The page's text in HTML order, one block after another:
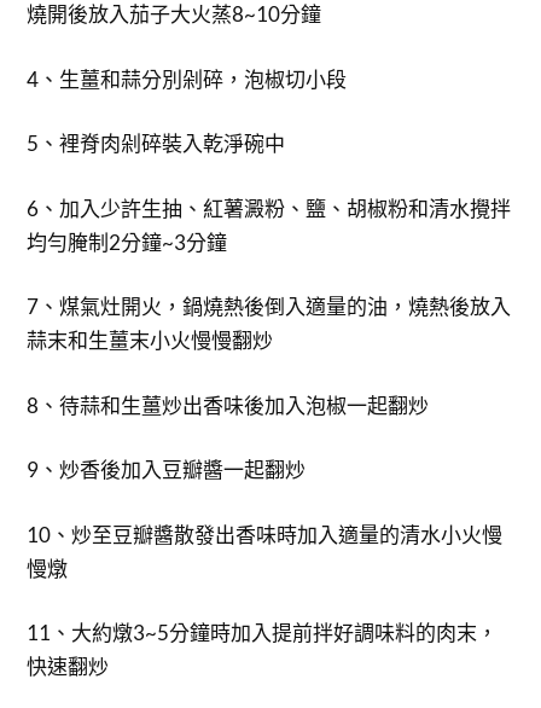
燒開後放入茄子大火蒸8~10分鐘
4、生薑和蒜分別剁碎，泡椒切小段
5、裡脊肉剁碎裝入乾淨碗中
6、加入少許生抽、紅薯澱粉、鹽、胡椒粉和清水攪拌
均勻腌制2分鐘~3分鐘
7、煤氣灶開火，鍋燒熱後倒入適量的油，燒熱後放入
蒜末和生薑末小火慢慢翻炒
8、待蒜和生薑炒出香味後加入泡椒一起翻炒
9、炒香後加入豆瓣醬一起翻炒
10、炒至豆瓣醬散發出香味時加入適量的清水小火慢
慢燉
11、大約燉3~5分鐘時加入提前拌好調味料的肉末，
快速翻炒